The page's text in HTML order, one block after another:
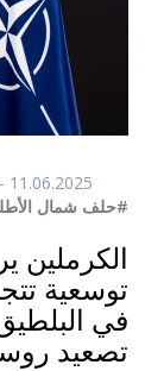
11.06.2025 - 11:27
#حلف شمال
الكرملين
توسعية
في
تصعيد روسي